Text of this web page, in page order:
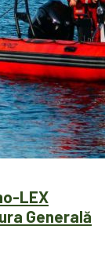
LEX
Generală